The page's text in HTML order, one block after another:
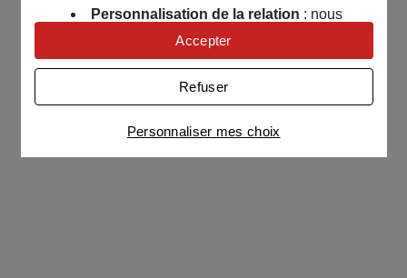
Personnalisation de la relation : nous
nous servons de cookies pour adapter nos
contenus et personnaliser nos offres
Univers publicitaire: nous utilisons avec
nos partenaires des cookies pour afficher des
publicités personnalisées
Connaître notre politique cookies et la liste de nos
partenaires
Personnaliser mes choix
Refuser
Accepter